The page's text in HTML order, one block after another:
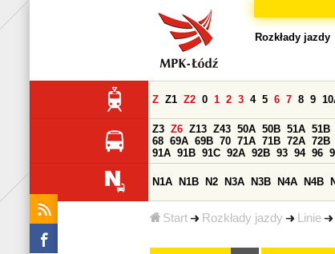
Start Rozkłady jazdy Linie
Rozkłady jazdy
Z Z1 Z2 0 1 2 3 4 5 6 7 8 9
Z3 Z6 Z13 Z43 50A 50B 51A 51B
68 69A 69B 70 71A 71B 72A 72B
91A 91B 91C 92A 92B 93 94 96
N1A N1B N2 N3A N3B N4A N4B